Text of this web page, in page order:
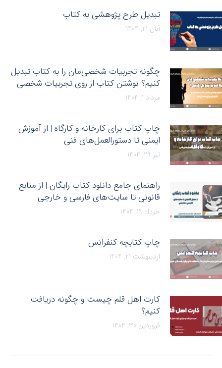
تبدیل طرح پژوهشی به کتاب
آبان 21, 1404
چگونه تجربیات شخصی‌مان را به کتاب تبدیل
کنیم؟ نوشتن کتاب از روی تجربیات شخصی
مرداد 1, 1404
چاپ کتاب برای کارخانه و کارگاه | از آموزش
ایمنی تا دستورالعمل‌های فنی
تیر 29, 1404
راهنمای جامع دانلود کتاب رایگان | از منابع
قانونی تا سایت‌های فارسی و خارجی
خرداد 19, 1404
چاپ کتابچه کنفرانس
اردیبهشت 21, 1404
کارت اهل قلم چیست و چگونه دریافت
کنیم؟
فروردین 30, 1404